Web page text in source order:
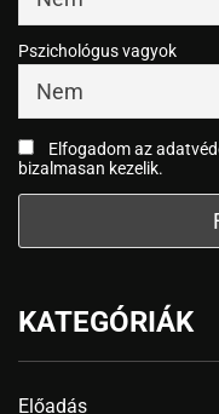
Pszichológus vagyok
Elfogadom az
bizalmasan kezelik.
KATEGÓRIÁK
Előadás